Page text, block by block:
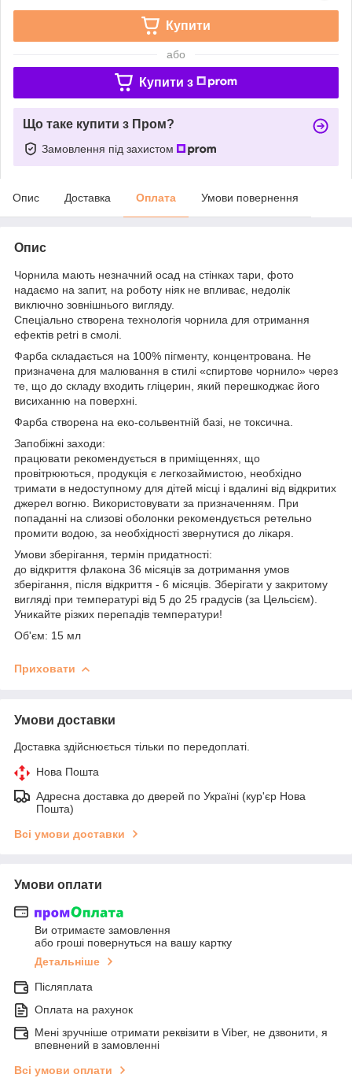
Купити
або
Купити з
Що таке купити з Пром?
Замовлення під захистом
Опис Доставка Оплата Умови повернення
Опис
Чорнила мають незначний осад на стінках тари, фото
надаємо на запит, на роботу ніяк не впливає, недолік
виключно зовнішнього вигляду.
Спеціально створена технологія чорнила для отримання
ефектів petri в смолі.
Фарба складається на 100% пігменту, концентрована. Не
призначена для малювання в стилі «спиртове чорнило» через
те, що до складу входить гліцерин, який перешкоджає його
висиханню на поверхні.
Фарба створена на еко-сольвентній базі, не токсична.
Запобіжні заходи:
працювати рекомендується в приміщеннях, що
провітрюються, продукція є легкозаймистою, необхідно
тримати в недоступному для дітей місці і вдалині від відкритих
джерел вогню. Використовувати за призначенням. При
попаданні на слизові оболонки рекомендується ретельно
промити водою, за необхідності звернутися до лікаря.
Умови зберігання, термін придатності:
до відкриття флакона 36 місяців за дотримання умов
зберігання, після відкриття - 6 місяців. Зберігати у закритому
вигляді при температурі від 5 до 25 градусів (за Цельсієм).
Уникайте різких перепадів температури!
Об'єм: 15 мл
Приховати
Умови доставки
Доставка здійснюється тільки по передоплаті.
Нова Пошта
Адресна доставка до дверей по Україні (кур'єр Нова
Пошта)
Всі умови доставки
Умови оплати
Ви отримаєте замовлення
або гроші повернуться на вашу картку
Детальніше
Післяплата
Оплата на рахунок
Мені зручніше отримати реквізити в Viber, не дзвонити, я
впевнений в замовленні
Всі умови оплати